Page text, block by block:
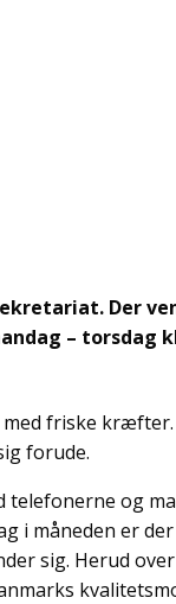
Der
– torsdag
friske
forude.
og
i måneden er
sig. Herud